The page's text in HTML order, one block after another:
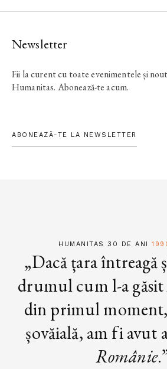
Newsletter
Fii la curent cu toate evenimentele și
Humanitas. Abonează-te acum.
ABONEAZĂ-TE LA NEWSLETTER
HUMANITAS 30 DE ANI
„Dacă țara întreagă
drumul cum l-a găsit
din primul
șovăială, am fi avut
Românie